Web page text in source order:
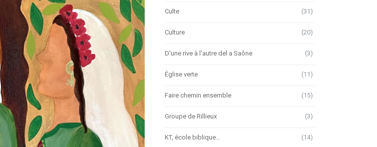
Culte (31)
Culture (20)
D'une rive à l'autre del a Saône (3)
Église verte (11)
Faire chemin ensemble (15)
Groupe de Rillieux (3)
KT, école biblique… (14)